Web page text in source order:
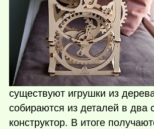
существуют игрушки из
собираются из деталей в два
конструктор. В итоге